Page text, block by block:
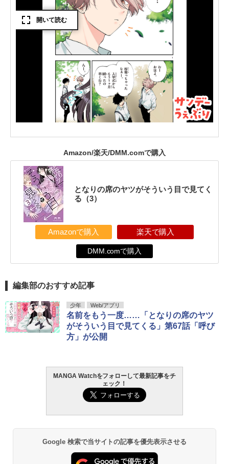
Amazon/楽天/DMM.comで購入
となりの席のヤツがそういう目で見てく
る（3）
Amazonで購入 楽天で購入
DMM.comで購入
編集部のおすすめ記事
少年 Web/アプリ
名前をもう一度……「となりの席のヤツ
がそういう目で見てくる」第67話「呼び
方」が公開
MANGA Watchをフォローして最新記事をチ
ェック！
Google 検索で当サイトの記事を優先表示させる